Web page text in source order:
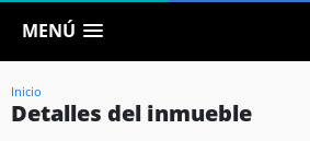
MENÚ
Inicio
Detalles del inmueble